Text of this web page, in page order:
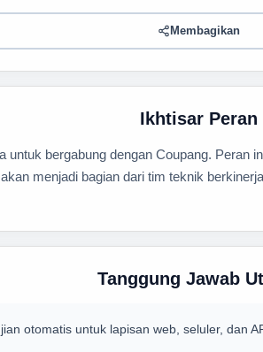
Membagikan
Ikhtisar Peran
bergabung dengan Coupang. Peran
menjadi bagian dari tim teknik
Tanggung Jawab
otomatis untuk lapisan web, seluler, dan